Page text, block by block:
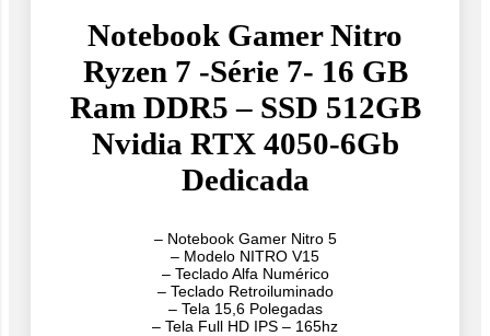
Notebook Gamer Nitro
Ryzen 7 -Série 7- 16 GB
Ram DDR5 – SSD 512GB
Nvidia RTX 4050-6Gb
Dedicada
– Notebook Gamer Nitro 5
– ⁠Modelo NITRO V15
– Teclado Alfa Numérico
– ⁠Teclado Retroiluminado
– Tela 15,6 Polegadas
– Tela Full HD IPS – 165hz